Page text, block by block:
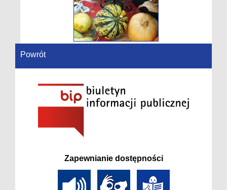
Powrót
Zapewnianie dostępności